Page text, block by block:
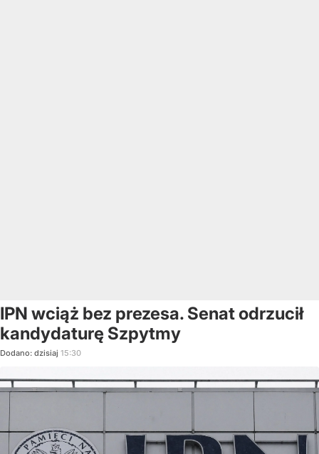
IPN wciąż bez prezesa. Senat odrzucił
kandydaturę Szpytmy
Dodano: dzisiaj 15:30